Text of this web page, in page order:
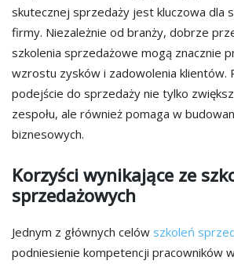
skutecznej sprzedaży jest kluczowa dla
firmy. Niezależnie od branży, dobrze
szkolenia sprzedażowe mogą znacznie
wzrostu zysków i zadowolenia klientów.
podejście do sprzedaży nie tylko
zespołu, ale również pomaga w
biznesowych.
Korzyści wynikające ze
sprzedażowych
Jednym z głównych celów szkoleń
podniesienie kompetencji pracowników